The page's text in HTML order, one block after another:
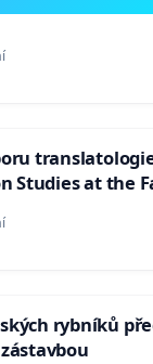
Studies at the
rybníků